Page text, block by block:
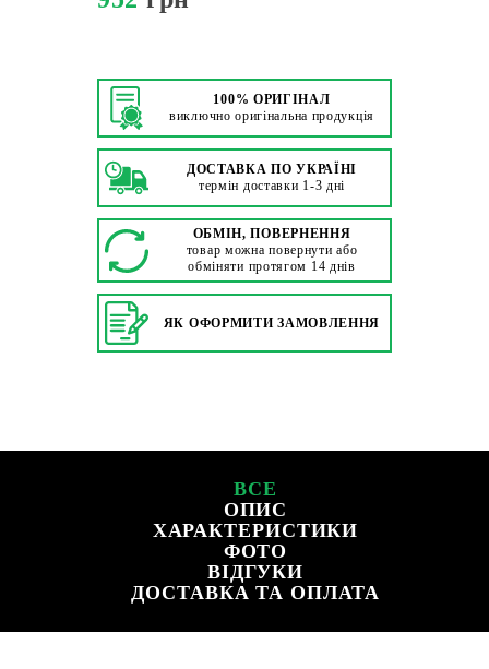
100% ОРИГІНАЛ
виключно оригінальна продукція
ДОСТАВКА ПО УКРАЇНІ
термін доставки 1-3 дні
ОБМІН, ПОВЕРНЕННЯ
товар можна повернути або
обміняти протягом 14 днів
ЯК ОФОРМИТИ ЗАМОВЛЕННЯ
ВСЕ
ОПИС
ХАРАКТЕРИСТИКИ
ФОТО
ВІДГУКИ
ДОСТАВКА ТА ОПЛАТА